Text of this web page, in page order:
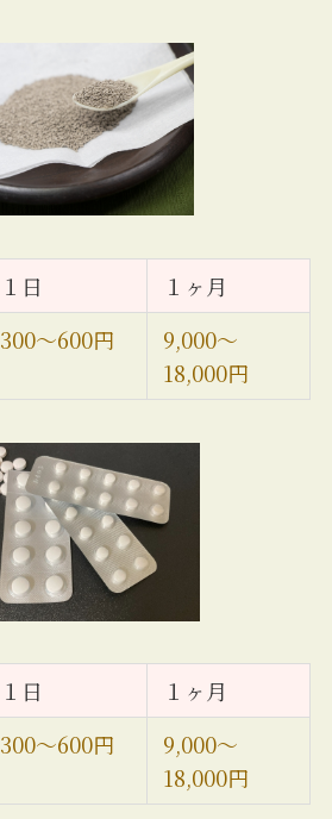
１日
１ヶ月
300〜600円
9,000〜
18,000円
１日
１ヶ月
300〜600円
9,000〜
18,000円